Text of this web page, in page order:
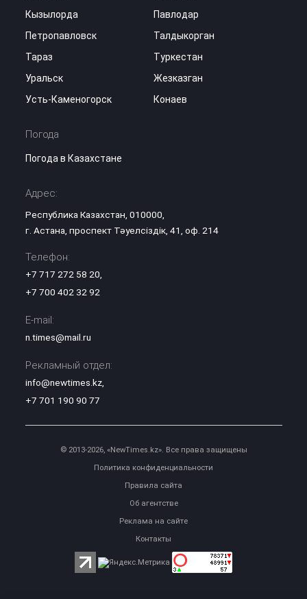
Кызылорда
Павлодар
Петропавловск
Талдыкорган
Тараз
Туркестан
Уральск
Жезказган
Усть-Каменогорск
Конаев
Погода
Погода в Казахстане
Адрес:
Республика Казахстан, 010000,
г. Астана, проспект Тәуелсіздік, 41, оф. 214
Телефон:
+7 717 272 58 20
+7 700 402 32 92
E-mail:
n.times@mail.ru
Рекламный отдел:
info@newtimes.kz,
+7 701 190 90 77
© 2013-2026, «NewTimes.kz». Все права защищены
Политика конфиденциальности
Правила сайта
Об агентстве
Реклама на сайте
Контакты